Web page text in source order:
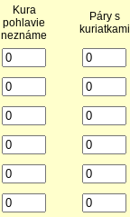
Kura
pohlavie
neznáme
Páry s
kuriatkami